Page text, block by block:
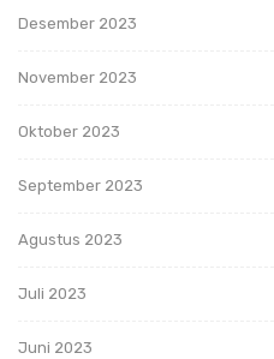
Desember 2023
November 2023
Oktober 2023
September 2023
Agustus 2023
Juli 2023
Juni 2023